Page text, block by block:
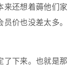
来还想着薅他们家
价也没差太多。
了下来。也就是那